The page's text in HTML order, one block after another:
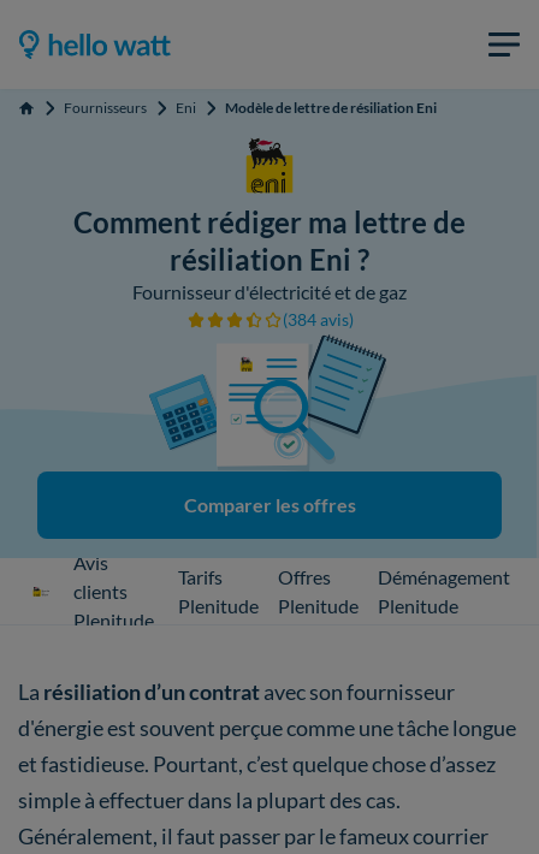
Accueil Fournisseurs Eni Modèle de lettre de résiliation Eni
Comment rédiger ma lettre de
résiliation Eni ?
Fournisseur d'électricité et de gaz
(384 avis)
Comparer les offres
Avis
clients
Plenitude
Tarifs
Plenitude
Offres
Plenitude
Déménagement
Plenitude
La résiliation d’un contratavec son fournisseur
d'énergie est souvent perçue comme une tâche longue
et fastidieuse. Pourtant, c’est quelque chose d’assez
simple à effectuer dans la plupart des cas.
Généralement, il faut passer par le fameux courrier